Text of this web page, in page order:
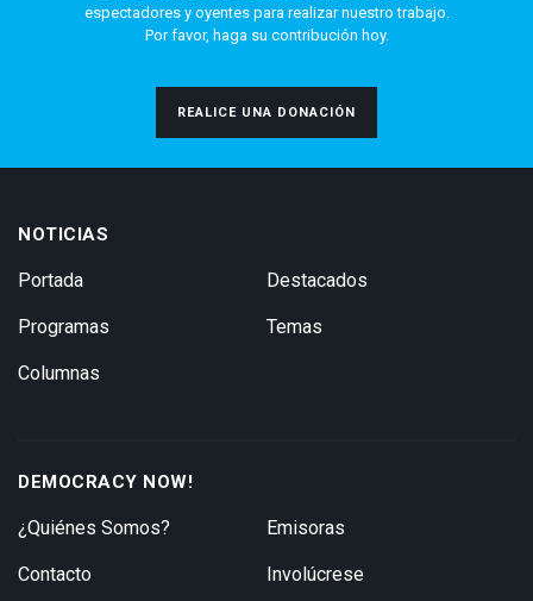
espectadores y oyentes para realizar nuestro trabajo.
Por favor, haga su contribución hoy.
REALICE UNA DONACIÓN
NOTICIAS
Portada
Programas
Columnas
Destacados
Temas
DEMOCRACY NOW!
¿Quiénes Somos?
Contacto
Emisoras
Involúcrese